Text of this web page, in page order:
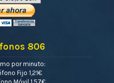
806
por minuto:
Fijo 1,21€